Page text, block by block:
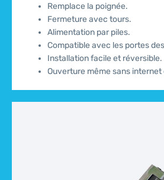
Remplace la poignée.
Fermeture avec tours.
Alimentation par piles.
Compatible avec les portes
Installation facile et réversible.
Ouverture même sans internet